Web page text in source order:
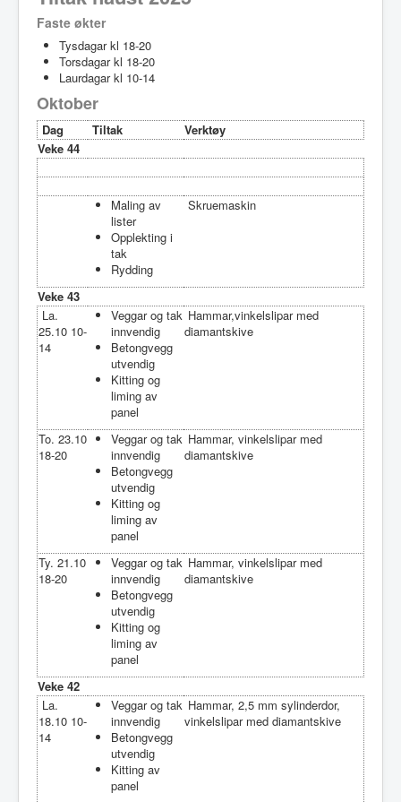
Faste økter
Tysdagar kl 18-20
Torsdagar kl 18-20
Laurdagar kl 10-14
Oktober
Dag Tiltak
Verktøy
Veke 44
Maling av
lister
Opplekting i
tak
Rydding
Skruemaskin
Veke 43
La.
25.10 10-
14
Veggar og tak
innvendig
Betongvegg
utvendig
Kitting og
liming av
panel
Hammar,vinkelslipar med
diamantskive
To. 23.10
18-20
Veggar og tak
innvendig
Betongvegg
utvendig
Kitting og
liming av
panel
Hammar, vinkelslipar med
diamantskive
Ty. 21.10
18-20
Veggar og tak
innvendig
Betongvegg
utvendig
Kitting og
liming av
panel
Hammar, vinkelslipar med
diamantskive
Veke 42
La.
18.10 10-
14
Veggar og tak
innvendig
Betongvegg
utvendig
Kitting av
panel
Hammar, 2,5 mm sylinderdor,
vinkelslipar med diamantskive